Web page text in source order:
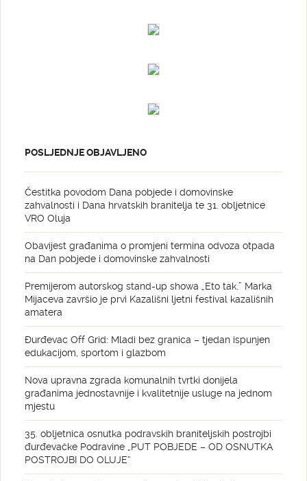
POSLJEDNJE OBJAVLJENO
Čestitka povodom Dana pobjede i domovinske
zahvalnosti i Dana hrvatskih branitelja te 31. obljetnice
VRO Oluja
Obavijest građanima o promjeni termina odvoza otpada
na Dan pobjede i domovinske zahvalnosti
Premijerom autorskog stand-up showa „Eto tak.” Marka
Mijaceva završio je prvi Kazališni ljetni festival kazališnih
amatera
Đurđevac Off Grid: Mladi bez granica – tjedan ispunjen
edukacijom, sportom i glazbom
Nova upravna zgrada komunalnih tvrtki donijela
građanima jednostavnije i kvalitetnije usluge na jednom
mjestu
35. obljetnica osnutka podravskih braniteljskih postrojbi
đurđevačke Podravine „PUT POBJEDE – OD OSNUTKA
POSTROJBI DO OLUJE“